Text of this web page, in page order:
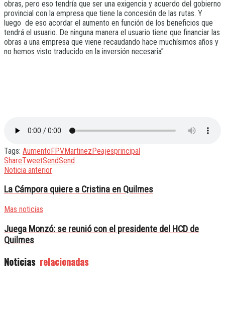
obras, pero eso tendría que ser una exigencia y acuerdo del gobierno
provincial con la empresa que tiene la concesión de las rutas. Y
luego de eso acordar el aumento en función de los beneficios que
tendrá el usuario. De ninguna manera el usuario tiene que financiar las
obras a una empresa que viene recaudando hace muchísimos años y
no hemos visto traducido en la inversión necesaria”
Tags: AumentoFPVMartinezPeajesprincipal
ShareTweetSendSend
Noticia anterior
La Cámpora quiere a Cristina en Quilmes
Mas noticias
Juega Monzó: se reunió con el presidente del HCD de
Quilmes
Noticias relacionadas